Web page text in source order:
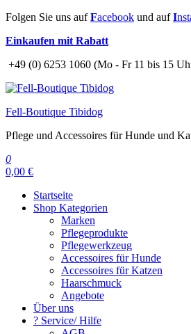
Zum
springen
Folgen Sie uns aufFacebook und aufI
Einkaufen mit Rabatt
+49 (0) 6253 1060 (Mo - Fr 11 bis 15
Fell-Boutique Tibidog
Pflege und Accessoires für Hunde und
0
0,00 €
Startseite
Shop Kategorien
Marken
Pflegeprodukte
Pflegewerkzeug
Accessoires für Hunde
Accessoires für Katzen
Haarschmuck
Angebote
Über uns
? Service/ Hilfe